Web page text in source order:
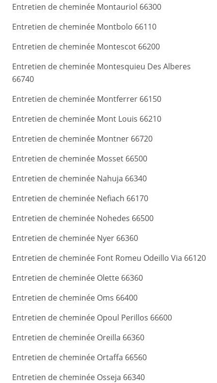
Entretien de cheminée Montauriol 66300
Entretien de cheminée Montbolo 66110
Entretien de cheminée Montescot 66200
Entretien de cheminée Montesquieu Des Alberes
66740
Entretien de cheminée Montferrer 66150
Entretien de cheminée Mont Louis 66210
Entretien de cheminée Montner 66720
Entretien de cheminée Mosset 66500
Entretien de cheminée Nahuja 66340
Entretien de cheminée Nefiach 66170
Entretien de cheminée Nohedes 66500
Entretien de cheminée Nyer 66360
Entretien de cheminée Font Romeu Odeillo Via 66120
Entretien de cheminée Olette 66360
Entretien de cheminée Oms 66400
Entretien de cheminée Opoul Perillos 66600
Entretien de cheminée Oreilla 66360
Entretien de cheminée Ortaffa 66560
Entretien de cheminée Osseja 66340